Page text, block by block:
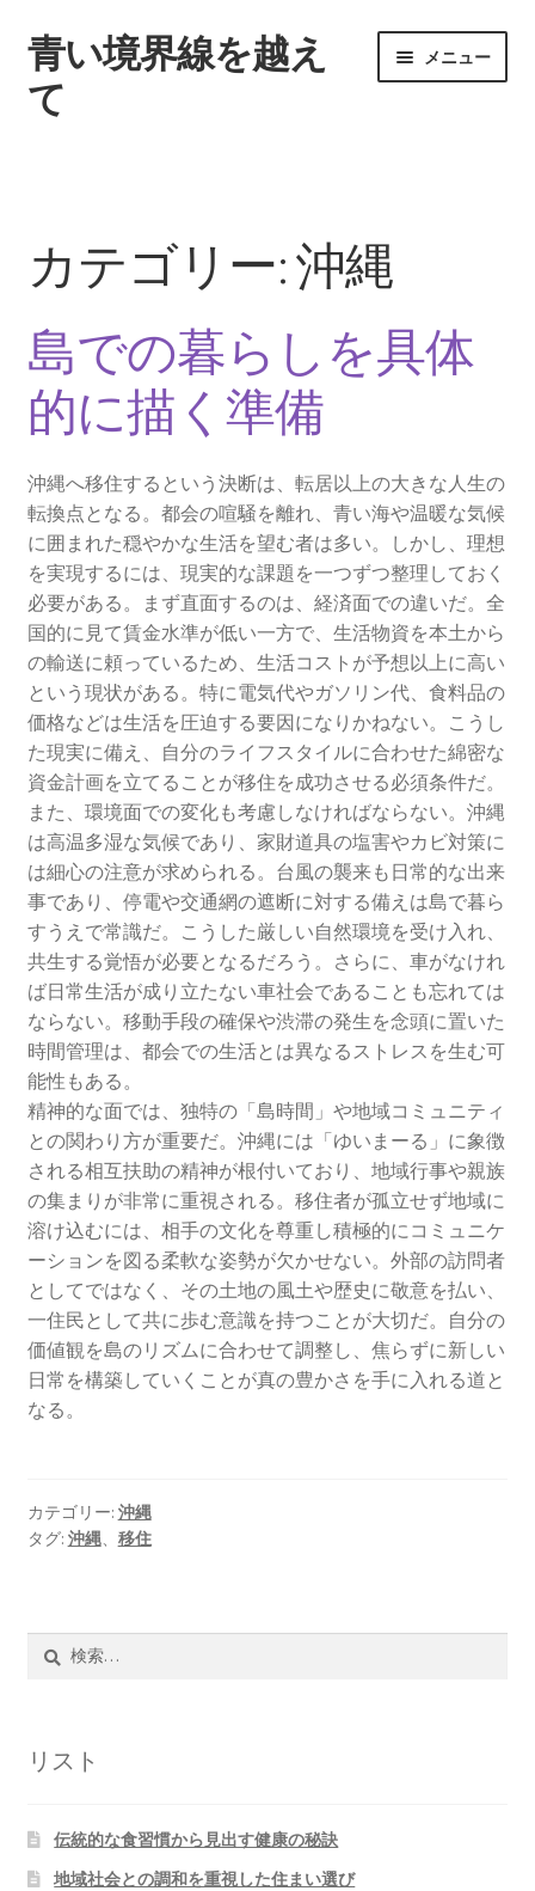
ナ
ビ
ゲ
へ
ス
ッ
プ
コ
ン
テ
キ
ッ
青い境界線を越え
て
メニュー
地域社会との調和を重視した住まい選び
島での暮らしを具体的に描く準備
サイトマップ
カテゴリー:沖縄
島での暮らしを具体
的に描く準備
沖縄へ移住するという決断は、転居以上の大きな人生の
転換点となる。都会の喧騒を離れ、青い海や温暖な気候
に囲まれた穏やかな生活を望む者は多い。しかし、理想
を実現するには、現実的な課題を一つずつ整理しておく
必要がある。まず直面するのは、経済面での違いだ。全
国的に見て賃金水準が低い一方で、生活物資を本土から
の輸送に頼っているため、生活コストが予想以上に高い
という現状がある。特に電気代やガソリン代、食料品の
価格などは生活を圧迫する要因になりかねない。こうし
た現実に備え、自分のライフスタイルに合わせた綿密な
資金計画を立てることが移住を成功させる必須条件だ。
また、環境面での変化も考慮しなければならない。沖縄
は高温多湿な気候であり、家財道具の塩害やカビ対策に
は細心の注意が求められる。台風の襲来も日常的な出来
事であり、停電や交通網の遮断に対する備えは島で暮ら
すうえで常識だ。こうした厳しい自然環境を受け入れ、
共生する覚悟が必要となるだろう。さらに、車がなけれ
ば日常生活が成り立たない車社会であることも忘れては
ならない。移動手段の確保や渋滞の発生を念頭に置いた
時間管理は、都会での生活とは異なるストレスを生む可
能性もある。
精神的な面では、独特の「島時間」や地域コミュニティ
との関わり方が重要だ。沖縄には「ゆいまーる」に象徴
される相互扶助の精神が根付いており、地域行事や親族
の集まりが非常に重視される。移住者が孤立せず地域に
溶け込むには、相手の文化を尊重し積極的にコミュニケ
ーションを図る柔軟な姿勢が欠かせない。外部の訪問者
としてではなく、その土地の風土や歴史に敬意を払い、
一住民として共に歩む意識を持つことが大切だ。自分の
価値観を島のリズムに合わせて調整し、焦らずに新しい
日常を構築していくことが真の豊かさを手に入れる道と
なる。
カテゴリー: 沖縄
タグ: 沖縄、 移住
リスト
伝統的な食習慣から見出す健康の秘訣
地域社会との調和を重視した住まい選び